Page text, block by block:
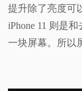
提升除了亮度可
iPhone 11 则是
一块屏幕。所以